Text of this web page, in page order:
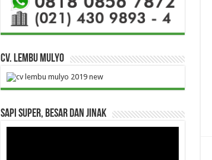
CV. Lembu Mulyo
Sapi Super, Besar dan Jinak